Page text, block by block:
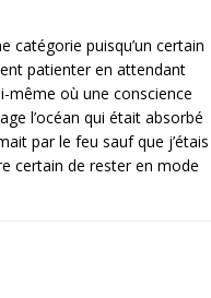
catégorie puisqu’un certain
patienter en attendant
où une conscience
l’océan qui était absorbé
par le feu sauf que j’étais
certain de rester en mode